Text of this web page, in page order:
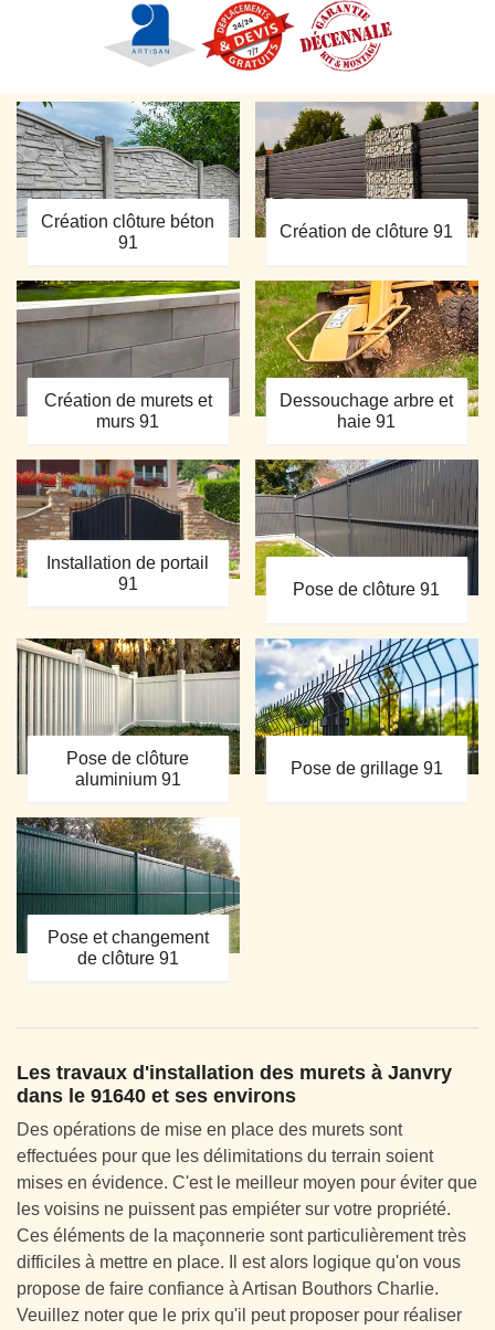
Création clôture béton
91
Création de clôture 91
Création de murets et
murs 91
Dessouchage arbre et
haie 91
Installation de portail
91
Pose de clôture 91
Pose de clôture
aluminium 91
Pose de grillage 91
Pose et changement
de clôture 91
Les travaux d'installation des murets à Janvry
dans le 91640 et ses environs
Des opérations de mise en place des murets sont
effectuées pour que les délimitations du terrain soient
mises en évidence. C'est le meilleur moyen pour éviter que
les voisins ne puissent pas empiéter sur votre propriété.
Ces éléments de la maçonnerie sont particulièrement très
difficiles à mettre en place. Il est alors logique qu'on vous
propose de faire confiance à Artisan Bouthors Charlie.
Veuillez noter que le prix qu'il peut proposer pour réaliser